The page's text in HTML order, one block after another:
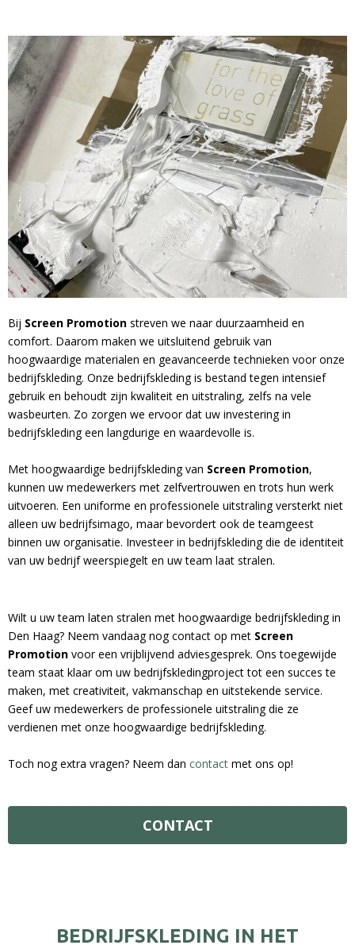
Bij Screen Promotion streven we naar duurzaamheid en
comfort. Daarom maken we uitsluitend gebruik van
hoogwaardige materialen en geavanceerde technieken voor onze
bedrijfskleding. Onze bedrijfskleding is bestand tegen intensief
gebruik en behoudt zijn kwaliteit en uitstraling, zelfs na vele
wasbeurten. Zo zorgen we ervoor dat uw investering in
bedrijfskleding een langdurige en waardevolle is.
Met hoogwaardige bedrijfskleding van Screen Promotion,
kunnen uw medewerkers met zelfvertrouwen en trots hun werk
uitvoeren. Een uniforme en professionele uitstraling versterkt niet
alleen uw bedrijfsimago, maar bevordert ook de teamgeest
binnen uw organisatie. Investeer in bedrijfskleding die de identiteit
van uw bedrijf weerspiegelt en uw team laat stralen.
Wilt u uw team laten stralen met hoogwaardige bedrijfskleding in
Den Haag? Neem vandaag nog contact op met Screen
Promotion voor een vrijblijvend adviesgesprek. Ons toegewijde
team staat klaar om uw bedrijfskledingproject tot een succes te
maken, met creativiteit, vakmanschap en uitstekende service.
Geef uw medewerkers de professionele uitstraling die ze
verdienen met onze hoogwaardige bedrijfskleding.
Toch nog extra vragen? Neem dan contact met ons op!
CONTACT
BEDRIJFSKLEDING IN HET